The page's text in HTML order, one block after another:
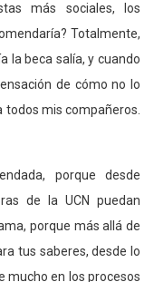
más sociales, los
Totalmente,
la beca salía, y cuando
de cómo no lo
todos mis compañeros.
porque desde
de la UCN puedan
porque más allá de
tus saberes, desde lo
mucho en los procesos